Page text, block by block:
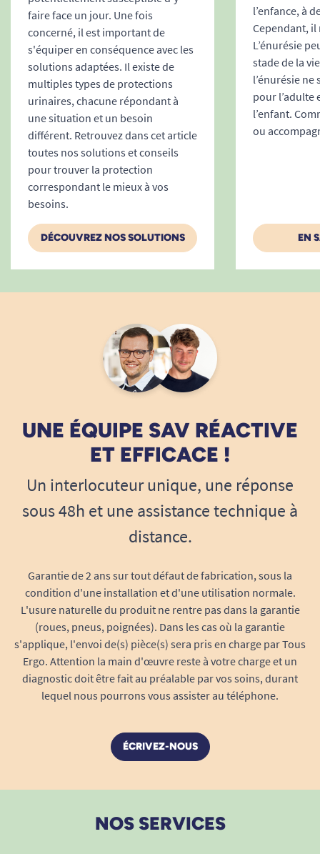
Matériaux respirants :
Limite l’effet de
macération, réduit l’apparition de rougeurs
ou d’irritations notamment en cas de port
prolongé durant toute la nuit.
Sans latex :Limite tout risque d’allergie ou
d’intolérance cutanée.
Contrôles dermatologiques :
contrôle médical pour garantir une
tolérance maximale chez les peaux
sensibles ou atopiques.
Autonomie, dignité et sérénité
Choisir lesPants Seni Active Plus NUIT S
, c’est
seuls, ils favorisent l’autonomie tout en
préservant la dignité, y compris en situation
d’accompagnement par un proche ou un
Le Pants Seni Active Plus NUIT S en résumé
Protection maximale de nuit pour
incontinence sévère(absorption 1900 ml)
Tour de taille : 55-85 cm, adapté à toutes
les morphologies S
Silhouette discrète et confortable pour un
port longue durée
sous-vêtement classique
Barrières latérales anti-fuites etcoussin
super absorbant
Indicateur d’humidité pour un change
facilité
Languette refermable pour un roulage et
un jet hygiénique
d’esprit au quotidien
Testé dermatologiquement, sans latex,
Un quotidien facilité, des nuits
Adoptez les Pants Seni Active Plus NUIT S pour
faire face un jour. Une fois
concerné, il est important de
s'équiper en conséquence avec les
solutions adaptées. Il existe de
multiples types de protections
urinaires, chacune répondant à
une situation et un besoin
différent. Retrouvez dans cet article
toutes nos solutions et conseils
pour trouver la protection
correspondant le mieux à vos
besoins.
DÉCOUVREZ NOS SOLUTIONS
l’enfance, à
Cependant, il
L’énurésie
stade de la
l’énurésie ne
pour l’adulte
l’enfant.
ou
EN
UNE ÉQUIPE SAV RÉACTIVE
ET EFFICACE !
Un interlocuteur unique, une réponse
sous 48h et une assistance technique à
distance.
Garantie de 2 ans sur tout défaut de fabrication, sous la
condition d'une installation et d'une utilisation normale.
L'usure naturelle du produit ne rentre pas dans la garantie
(roues, pneus, poignées). Dans les cas où la garantie
s'applique, l'envoi de(s) pièce(s) sera pris en charge par Tous
Ergo. Attention la main d'œuvre reste à votre charge et un
diagnostic doit être fait au préalable par vos soins, durant
lequel nous pourrons vous assister au téléphone.
ÉCRIVEZ-NOUS
NOS SERVICES